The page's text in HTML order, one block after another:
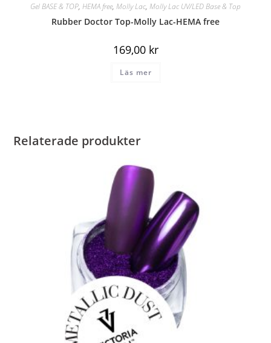
Gel BASE & TOP, HEMA free, Molly Lac, Molly Lac UV/LED Base & Top
Rubber Doctor Top-Molly Lac-HEMA free
169,00 kr
Läs mer
Relaterade produkter